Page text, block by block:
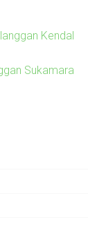
Kendal
Sukamara